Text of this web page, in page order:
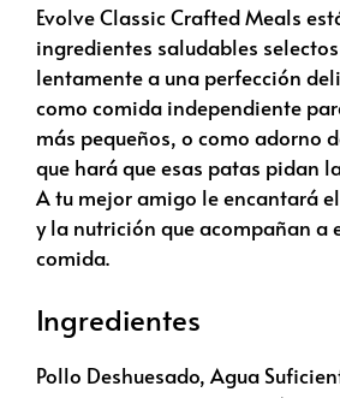
Evolve Classic Crafted Meals
ingredientes saludables
lentamente a una perfección
como comida independiente
más pequeños, o como adorno
que hará que esas patas pidan
A tu mejor amigo le encantará
y la nutrición que acompañan a
comida.
Ingredientes
Pollo Deshuesado, Agua